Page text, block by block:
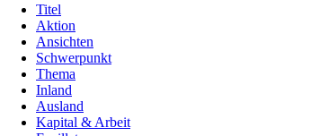
Titel
Aktion
Ansichten
Schwerpunkt
Thema
Inland
Ausland
Kapital & Arbeit